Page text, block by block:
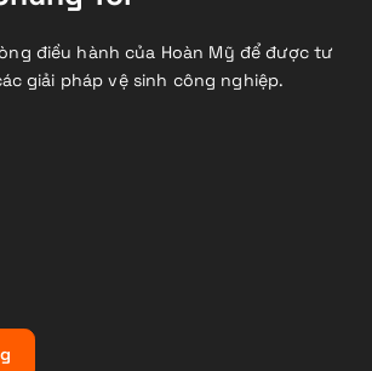
điều hành của Hoàn Mỹ để được tư
giải pháp vệ sinh công nghiệp.
g